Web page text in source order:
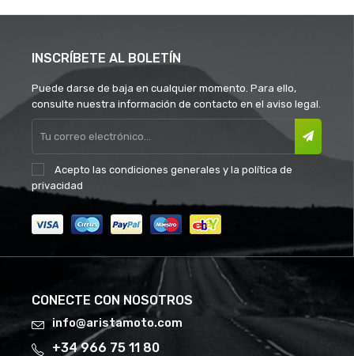
INSCRÍBETE AL BOLETÍN
Puede darse de baja en cualquier momento. Para ello,
consulte nuestra información de contacto en el aviso legal.
Acepto las condiciones generales y la política de
privacidad
CONECTE CON NOSOTROS
info@aristamoto.com
+34 966 75 11 80